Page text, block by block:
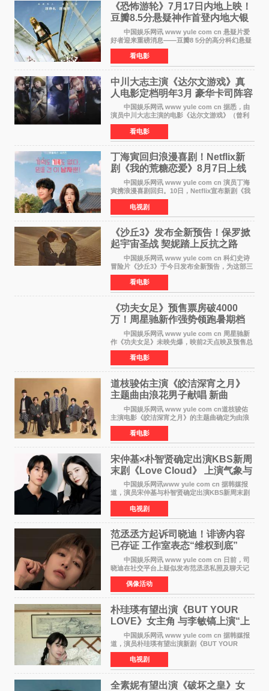
《恐怖游轮》7月17日内地上映！
豆瓣8.5分悬疑神作首登内地大银
中国娱乐网讯 www yule com cn 悬疑片爱
好者迎来重磅消息——豆瓣8 5分的高分科幻悬疑
电影《恐怖游轮》正式宣布定档7月17日在内地上
映。这部由英国导演克里斯托弗·史密斯执导、惊
悚片女王梅
看电影
中川大志主演《达尔文游戏》真
人电影定档明年3月 豪华卡司阵容
公开
中国娱乐网讯 www yule com cn 据悉，由
演员中川大志主演的电影《达尔文游戏》（曾利
文彦执导）将于明年3月12日上映，该消息于7月9
日公布。 本片为累计发行量突破1000万册的
同名漫画的真
看电影
丁海寅回归浪漫喜剧！Netflix新
剧《我的荒糖恋爱》8月7日上线
中国娱乐网讯 www yule com cn 演员丁海
寅携浪漫喜剧回归。10日，Netflix宣布新剧《我
的荒糖恋爱》将于下月7日上线。 《我的荒糖
恋爱》是一部浪漫喜剧，讲述患上失忆症的检察
官高恩彩与
电视剧
《沙丘3》发布全新预告！保罗掀
起宇宙圣战 契妮踏上反抗之路
中国娱乐网讯 www yule com cn 科幻史诗
冒险片《沙丘3》于今日发布全新预告，为这部三
部曲最终章揭开神秘面纱。预告中展现了17年过
去后，保罗·厄崔迪以穆阿迪布之名登基称帝，发
动了一场
看电影
《功夫女足》预售票房破4000
万！周星驰新作强势领跑暑期档
中国娱乐网讯 www yule com cn 周星驰新
作《功夫女足》未映先爆，映前2天点映及预售总
票房已突破4000万大关，成为暑期档最受期待的
电影之一。这部融合功夫元素与足球题材的喜剧
电影，将于7月
看电影
道枝骏佑主演《皎洁深宵之月》
主题曲由浪花男子献唱 新曲
《Moonlit》预告公开
中国娱乐网讯 www yule com cn道枝骏佑
主演电影《皎洁深宵之月》的主题曲确定为由浪
花男子演唱的新曲《Moonlit》。使用该乐曲的最
新预告片也已制作完成。 本片讲述的是市村
琥珀（道枝骏佑
看电影
宋仲基×朴智贤确定出演KBS新周
末剧《Love Cloud》 上演气象与
诅咒交织的奇幻爱情
中国娱乐网讯www yule com cn 据韩媒报
道，演员宋仲基与朴智贤确定出演KBS新周末剧
《Love Cloud》，分别担任男女主角。该剧预计
将于明年播出，引发观众期待。 《Love
Cloud》讲述了一位
电视剧
范丞丞方起诉司晓迪！诽谤内容
已存证 工作室表态“维权到底”
中国娱乐网讯 www yule com cn 日前，司
晓迪在社交平台上疑似发布范丞丞私照及聊天记
录等内容，引发网络热议。大量网友对此展开讨
论，相关话题迅速登上热搜。 刚刚，范丞丞
对接号@到范
偶像活动
朴珪瑛有望出演《BUT YOUR
LOVE》女主角 与李敏镐上演“上
司竟是虚拟偶像”罗曼史
中国娱乐网讯 www yule com cn 据韩媒报
道，演员朴珪瑛有望出演新剧《BUT YOUR
LOVE》女主角，与李敏镐合作，引发关注。
朴珪瑛在剧中饰演游戏公司代理卓素娜一角。她
在忍受艰辛职场生
电视剧
全素妮有望出演《破坏之皇》女